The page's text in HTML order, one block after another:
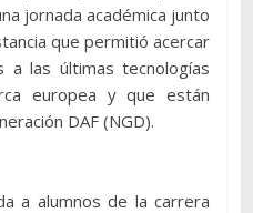
jornada académica junto
que permitió acercar
las últimas tecnologías
europea y que están
DAF (NGD).
a alumnos de la carrera